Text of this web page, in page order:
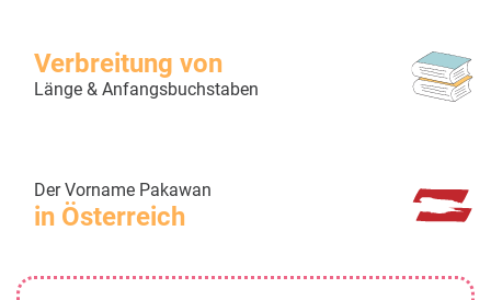
Verbreitung von
Länge & Anfangsbuchstaben
Der Vorname Pakawan
in Österreich